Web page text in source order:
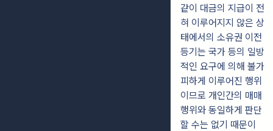
같이 대금의 지급이 전
혀 이루어지지 않은 상
태에서의 소유권 이전
등기는 국가 등의 일방
적인 요구에 의해 불가
피하게 이루어진 행위
이므로 개인간의 매매
행위와 동일하게 판단
할 수는 없기 때문이